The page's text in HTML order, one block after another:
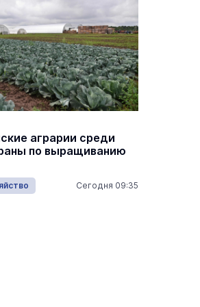
06.08.2026
аграрии среди
по выращиванию
Сегодня 09:35